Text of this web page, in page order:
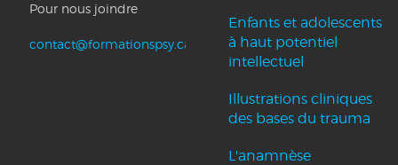
Pour nous joindre
contact@formationspsy.ca
Enfants et adolescents
à haut potentiel
intellectuel
Illustrations cliniques
des bases du trauma
L'anamnèse